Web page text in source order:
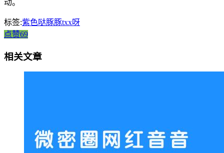
动。
标签:紫色哒豚豚txx呀
点赞69
相关文章